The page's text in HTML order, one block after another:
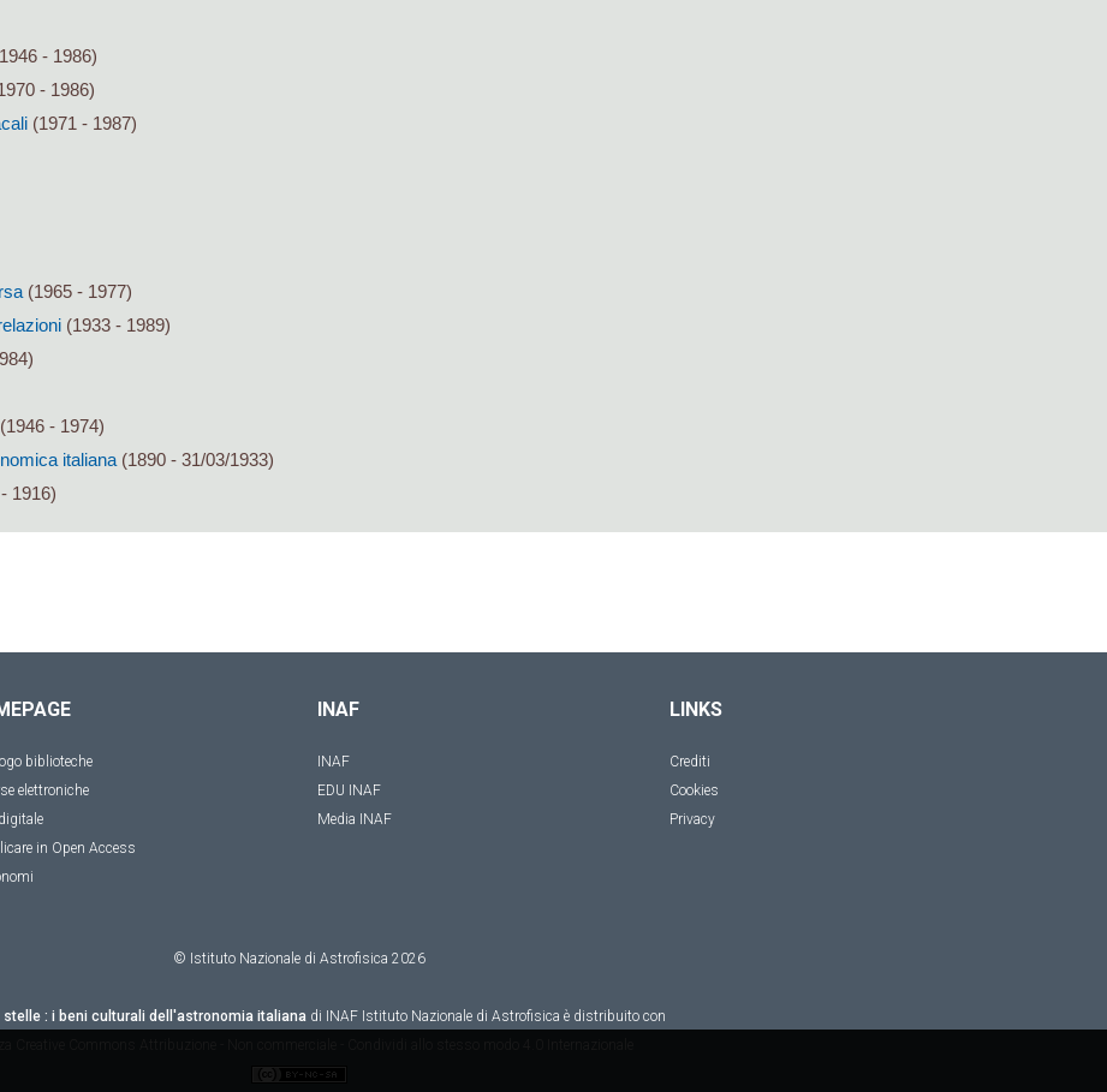
- 1986)
- 1986)
(1971 - 1987)
(1965 - 1977)
(1933 - 1989)
- 1974)
italiana(1890 - 31/03/1933)
1916)
biblioteche
elettroniche
in Open Access
INAF
INAF
EDU INAF
Media INAF
LINKS
Crediti
Cookies
Privacy
© Istituto Nazionale di Astrofisica 2026
stelle : i beni culturali dell'astronomia italianadi INAF Istituto Nazionale di Astrofisica è distribuito con